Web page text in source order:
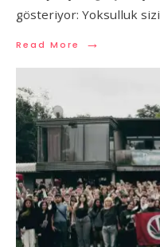
gösteriyor: Yoksulluk sizi
Read More →